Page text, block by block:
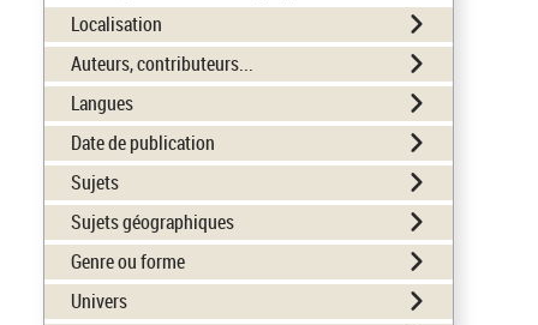
Localisation
Auteurs, contributeurs...
Langues
Date de publication
Sujets
Sujets géographiques
Genre ou forme
Univers